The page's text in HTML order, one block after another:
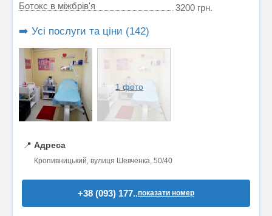
Ботокс в міжбрів'я 3200 грн.
➡️ Усі послуги та ціни (142)
1 фото
📍 Адреса
Кропивницький, вулиця Шевченка, 50/40
+38 (093) 177..показати номер